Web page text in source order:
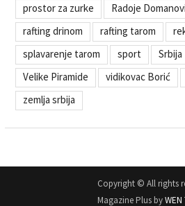
prostor za zurke
Radoje
rafting drinom
rafting tarom
splavarenje tarom
sport Srbija
Velike Piramide
vidikovac Borić
zemlja srbija
Copyright © All rights
Magazine Plus by